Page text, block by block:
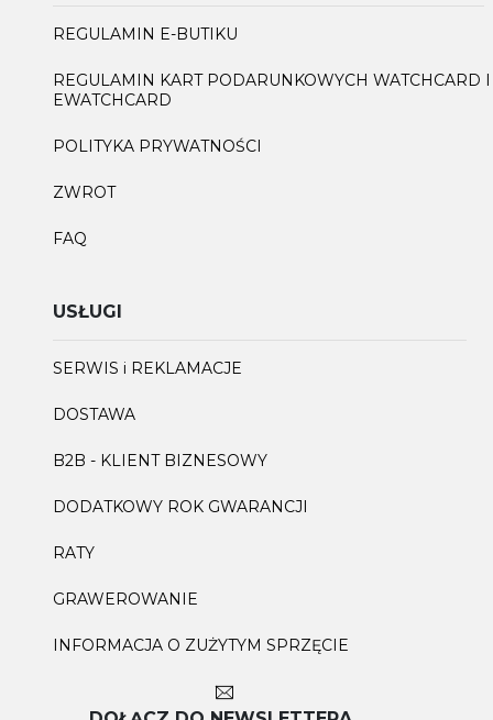
REGULAMIN E-BUTIKU
REGULAMIN KART PODARUNKOWYCH WATCHCARD I
EWATCHCARD
POLITYKA PRYWATNOŚCI
ZWROT
FAQ
USŁUGI
SERWIS i REKLAMACJE
DOSTAWA
B2B - KLIENT BIZNESOWY
DODATKOWY ROK GWARANCJI
RATY
GRAWEROWANIE
INFORMACJA O ZUŻYTYM SPRZĘCIE